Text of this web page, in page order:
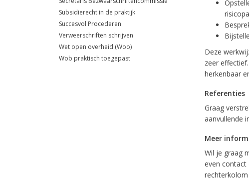
Subsidierecht in de praktijk
Succesvol Procederen
Verweerschriften schrijven
Wet open overheid (Woo)
Wob praktisch toegepast
Deze
zeer
herkenbaar
Referenties
Graag
aanvullende
Meer
Wil je graag
even contact
rechterkolom